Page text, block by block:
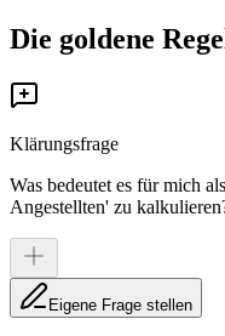
Die goldene
Klärungsfrage
Was bedeutet es für mich
Angestellten' zu
Eigene Frage stellen